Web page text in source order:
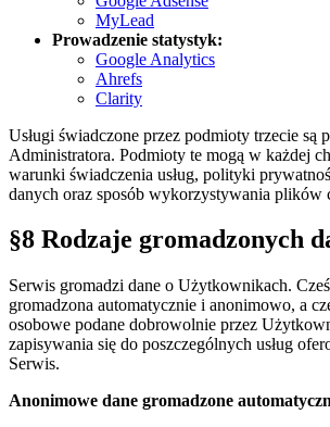
MyLead
Prowadzenie statystyk:
Google Analytics
Ahrefs
Clarity
Usługi świadczone przez podmioty trzecie są
Administratora. Podmioty te mogą w każdej
warunki świadczenia usług, polityki
danych oraz sposób wykorzystywania plików
§8 Rodzaje gromadzonych
Serwis gromadzi dane o Użytkownikach.
gromadzona automatycznie i anonimowo, a
osobowe podane dobrowolnie przez
zapisywania się do poszczególnych usług
Serwis.
Anonimowe dane gromadzone